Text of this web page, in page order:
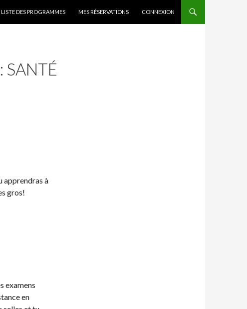
LISTE DES PROGRAMMES
MES RÉSERVATIONS CONNEXION
SANTÉ
apprendras à
gros!
examens
en